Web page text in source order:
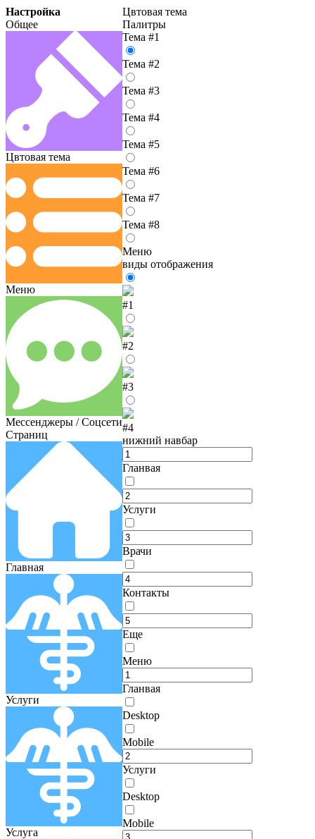
Настройка
Общее
Цвтовая тема
Меню
Мессенджеры / Соцсети
Страниц
Главная
Услуги
Услуга
Цвтовая тема
Палитры
Тема #1
Тема #2
Тема #3
Тема #4
Тема #5
Тема #6
Тема #7
Тема #8
Меню
виды отображения
#1
#2
#3
#4
нижний навбар
Гланвая
Услуги
Врачи
Контакты
Еще
Меню
Гланвая
Desktop
Mobile
Услуги
Desktop
Mobile